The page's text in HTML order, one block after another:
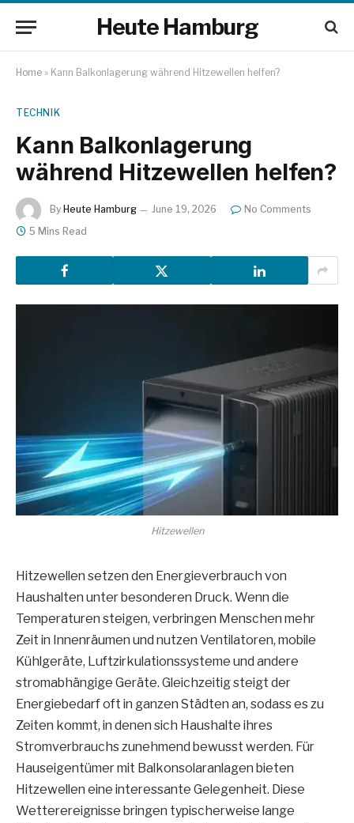
Heute Hamburg
Home » Kann Balkonlagerung während Hitzewellen helfen?
TECHNIK
Kann Balkonlagerung
während Hitzewellen helfen?
By Heute Hamburg June 19, 2026
No Comments
5 Mins Read
Hitzewellen
Hitzewellen setzen den Energieverbrauch von
Haushalten unter besonderen Druck. Wenn die
Temperaturen steigen, verbringen Menschen mehr
Zeit in Innenräumen und nutzen Ventilatoren, mobile
Kühlgeräte, Luftzirkulationssysteme und andere
stromabhängige Geräte. Gleichzeitig steigt der
Energiebedarf oft in ganzen Städten an, sodass es zu
Zeiten kommt, in denen sich Haushalte ihres
Stromverbrauchs zunehmend bewusst werden. Für
Hauseigentümer mit Balkonsolaranlagen bieten
Hitzewellen eine interessante Gelegenheit. Diese
Wetterereignisse bringen typischerweise lange